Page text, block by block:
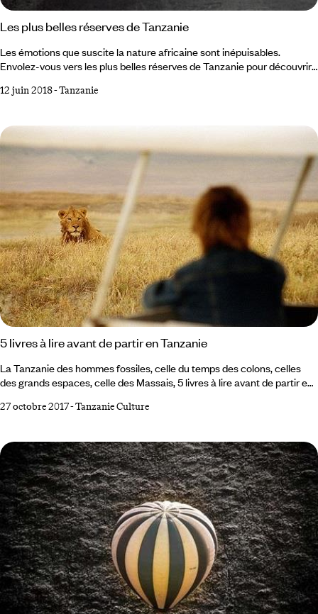
Les plus belles réserves de Tanzanie
Les émotions que suscite la nature africaine sont inépuisables.
Envolez-vous vers les plus belles réserves de Tanzanie pour découvrir
couleurs. Le parc national du Serengeti La zone de conservation de
Tarangire Le parc national de Arusha Le parc national du Kilimandjaro
La réserve de Selous Le parc national du Ruaha 1 Serengeti
Incontournable :
12 juin 2018-Tanzanie
5 livres à lire avant de partir en Tanzanie
La Tanzanie des hommes fossiles, celle du temps des colons, celles
des grands espaces, celle des Massais, 5 livres à lire avant de partir en
Ernest Hemingway aimait la chasse et l'Afrique. Et particulièrement le
célèbre est Les neiges du Kilimandjaro. Une nouvelle, mais que l'on
sent largement inspirée de la vraie vie de l'auteur américain :
27 octobre 2017-Tanzanie Culture